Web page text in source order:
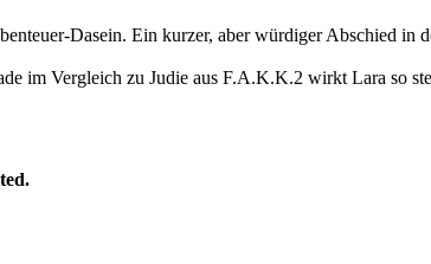
Dasein. Ein kurzer, aber würdiger Abschied in
im Vergleich zu Judie aus F.A.K.K.2 wirkt Lara so